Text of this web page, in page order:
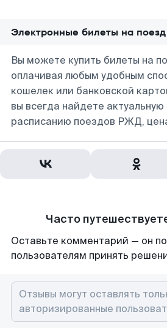
Электронные билеты на
Вы можете купить билеты на
оплачивая любым удобным
кошелек или банковской
вы всегда найдете
расписанию поездов РЖД,
Часто
Оставьте комментарий — он
пользователям принять